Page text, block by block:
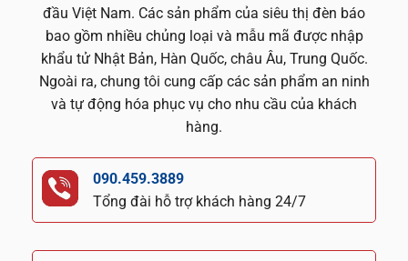
đầu Việt Nam. Các sản phẩm của siêu thị đèn báo
bao gồm nhiều chủng loại và mẫu mã được nhập
khẩu tử Nhật Bản, Hàn Quốc, châu Âu, Trung Quốc.
Ngoài ra, chung tôi cung cấp các sản phẩm an ninh
và tự động hóa phục vụ cho nhu cầu của khách
hàng.
090.459.3889
Tổng đài hỗ trợ khách hàng 24/7